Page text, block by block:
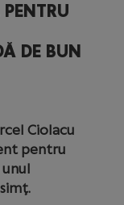
DE BUN
Ciolacu
pentru